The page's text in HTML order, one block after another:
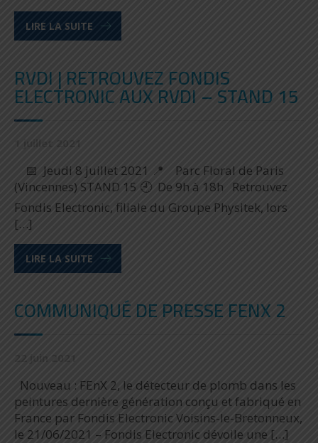
LIRE LA SUITE
RVDI | RETROUVEZ FONDIS
ELECTRONIC AUX RVDI – STAND 15
📅 Jeudi 8 juillet 2021 📍 Parc Floral de Paris
(Vincennes) STAND 15 🕘 De 9h à 18h Retrouvez
Fondis Electronic, filiale du Groupe Physitek, lors
[…]
LIRE LA SUITE
COMMUNIQUÉ DE PRESSE FENX 2
Nouveau : FEnX 2, le détecteur de plomb dans les
peintures dernière génération conçu et fabriqué en
France par Fondis Electronic Voisins-le-Bretonneux,
le 21/06/2021 – Fondis Electronic dévoile une […]